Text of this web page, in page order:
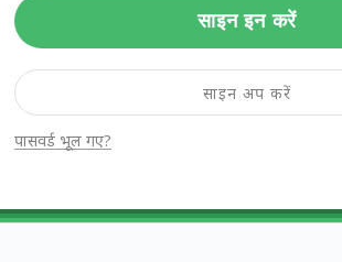
साइन इन करें
पासवर्ड भूल गए?
साइन अप करें